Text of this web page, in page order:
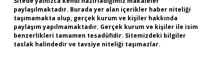
paylaşılmaktadır. Burada yer alan içerikler haber niteliği
taşımamakta olup, gerçek kurum ve kişiler hakkında
paylaşım yapılmamaktadır. Gerçek kurum ve kişiler ile isim
benzerlikleri tamamen tesadüfidir. Sitemizdeki bilgiler
taslak halindedir ve tavsiye niteliği taşımazlar.